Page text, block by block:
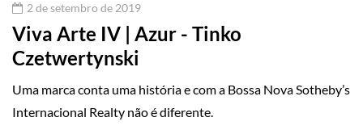
2 de setembro de 2019
Viva Arte IV | Azur - Tinko
Czetwertynski
Uma marca conta uma história e com a Bossa Nova Sotheby’s
Internacional Realty não é diferente.